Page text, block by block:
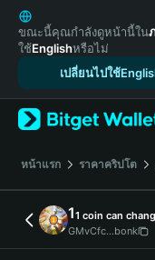
English
日本語
Tiếng Việt
Español
Türkçe
Français
Deutsch
简体中文
繁體中文
Português (Portugal)
ขณะนี้คุณกำลังดูหน้านี้ใน
ใช้Englishหรือไม่
เปลี่ยนไปใช้
หน้าแรก ราคาคริปโต
1
GMvCfc...bonk